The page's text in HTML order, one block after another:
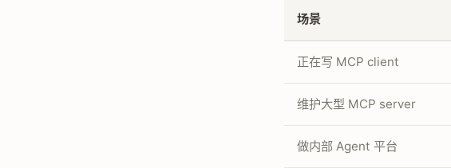
场景
正在写 MCP client
维护大型 MCP server
做内部 Agent 平台